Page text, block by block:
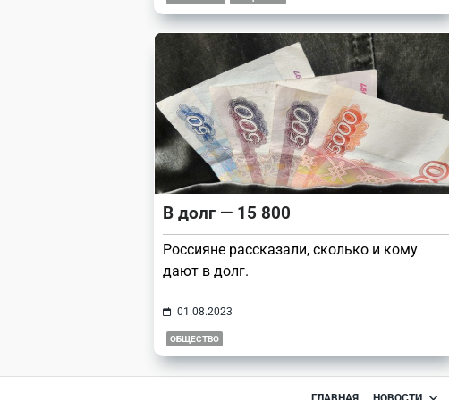
В долг — 15 800
Россияне рассказали, сколько и кому
дают в долг.
01.08.2023
ОБЩЕСТВО